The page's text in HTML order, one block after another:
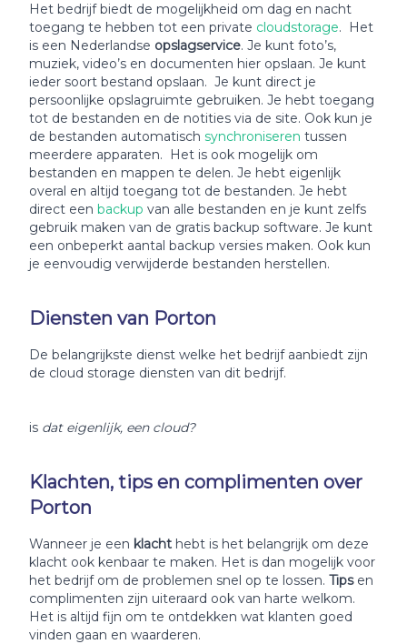
Het bedrijf biedt de mogelijkheid om dag en nacht
toegang te hebben tot een private cloudstorage. Het
is een Nederlandse opslagservice. Je kunt foto’s,
muziek, video’s en documenten hier opslaan. Je kunt
ieder soort bestand opslaan. Je kunt direct je
persoonlijke opslagruimte gebruiken. Je hebt toegang
tot de bestanden en de notities via de site. Ook kun je
de bestanden automatisch synchroniseren tussen
meerdere apparaten. Het is ook mogelijk om
bestanden en mappen te delen. Je hebt eigenlijk
overal en altijd toegang tot de bestanden. Je hebt
direct een backup van alle bestanden en je kunt zelfs
gebruik maken van de gratis backup software. Je kunt
een onbeperkt aantal backup versies maken. Ook kun
je eenvoudig verwijderde bestanden herstellen.
Diensten van Porton
De belangrijkste dienst welke het bedrijf aanbiedt zijn
de cloud storage diensten van dit bedrijf.
is dat eigenlijk, een cloud?
Klachten, tips en complimenten over
Porton
Wanneer je een klacht hebt is het belangrijk om deze
klacht ook kenbaar te maken. Het is dan mogelijk voor
het bedrijf om de problemen snel op te lossen. Tips en
complimenten zijn uiteraard ook van harte welkom.
Het is altijd fijn om te ontdekken wat klanten goed
vinden gaan en waarderen.